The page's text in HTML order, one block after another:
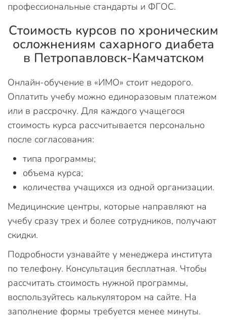
профессиональные стандарты и ФГОС.
Стоимость курсов по хроническим
осложнениям сахарного диабета
в Петропавловск-Камчатском
Онлайн-обучение в «ИМО» стоит недорого.
Оплатить учебу можно единоразовым платежом
или в рассрочку. Для каждого учащегося
стоимость курса рассчитывается персонально
после согласования:
типа программы;
объема курса;
количества учащихся из одной организации.
Медицинские центры, которые направляют на
учебу сразу трех и более сотрудников, получают
скидки.
Подробности узнавайте у менеджера института
по телефону. Консультация бесплатная. Чтобы
рассчитать стоимость нужной программы,
воспользуйтесь калькулятором на сайте. На
заполнение формы требуется менее минуты.